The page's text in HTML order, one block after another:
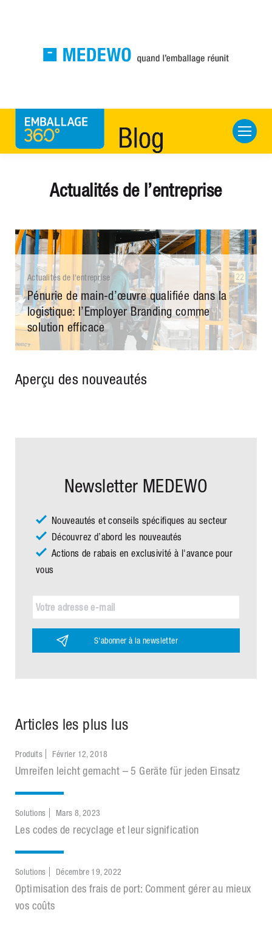
Actualités de l’entreprise
Pénurie de main-d’œuvre qualifiée dans la
logistique: l’Employer Branding comme
solution efficace
Actualités de l'entreprise
Aperçu des nouveautés
Newsletter MEDEWO
Nouveautés et conseils spécifiques au secteur
Découvrez d’abord les nouveautés
Actions de rabais en exclusivité à l'avance pour
vous
S'abonner à la newsletter
Articles les plus lus
Produits Février 12, 2018
Umreifen leicht gemacht – 5 Geräte für jeden Einsatz
Solutions Mars 8, 2023
Les codes de recyclage et leur signification
Solutions Décembre 19, 2022
Optimisation des frais de port: Comment gérer au mieux
vos coûts